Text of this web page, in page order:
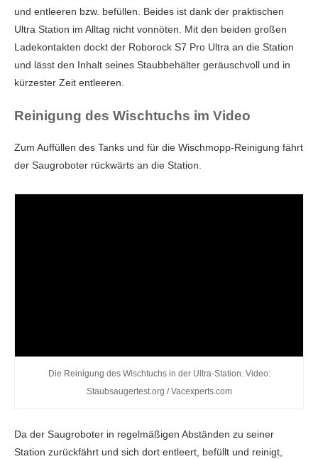
und entleeren bzw. befüllen. Beides ist dank der praktischen
Ultra Station im Alltag nicht vonnöten. Mit den beiden großen
Ladekontakten dockt der Roborock S7 Pro Ultra an die Station
und lässt den Inhalt seines Staubbehälter geräuschvoll und in
kürzester Zeit entleeren.
Reinigung des Wischtuchs im Video
Zum Auffüllen des Tanks und für die Wischmopp-Reinigung fährt
der Saugroboter rückwärts an die Station.
Die Reinigung des Wischtuchs in der Ultra-Station. Video:
Staubsaugertest.org / Vacexperts.com
Da der Saugroboter in regelmäßigen Abständen zu seiner
Station zurückfährt und sich dort entleert, befüllt und reinigt,